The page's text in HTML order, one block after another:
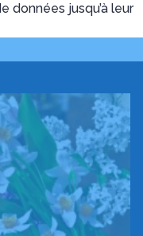
données jusqu’à leur